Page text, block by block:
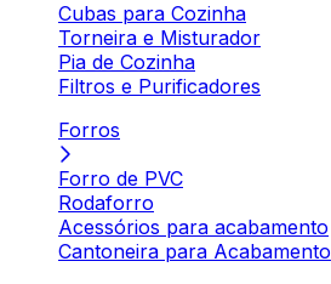
Cubas para Cozinha
Torneira e Misturador
Pia de Cozinha
Filtros e Purificadores
Forros
Forro de PVC
Rodaforro
Acessórios para acabamento
Cantoneira para Acabamento